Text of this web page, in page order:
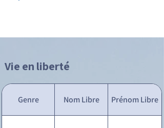
Vie en liberté
Genre Nom Libre Prénom Libre